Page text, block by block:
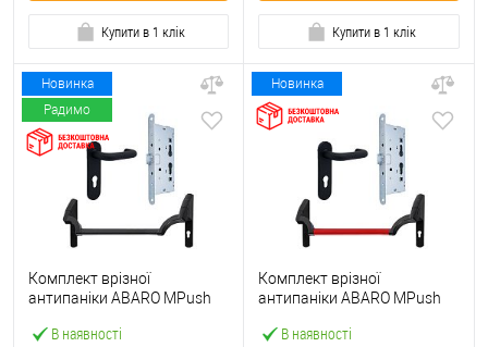
Купити в 1 клік Купити в 1 клік
Новинка
Радимо
В наявності
Комплект врізної
антипаніки ABARO МPush
чорний із замком та ручкою
Новинка
В наявності
Комплект врізної
антипаніки ABARO МPush
червоний із замком та